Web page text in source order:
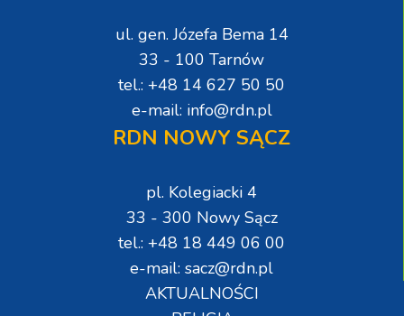
ul. gen. Józefa Bema 14
33 - 100 Tarnów
tel.: +48 14 627 50 50
e-mail: info@rdn.pl
RDN NOWY SĄCZ
pl. Kolegiacki 4
33 - 300 Nowy Sącz
tel.: +48 18 449 06 00
e-mail: sacz@rdn.pl
AKTUALNOŚCI